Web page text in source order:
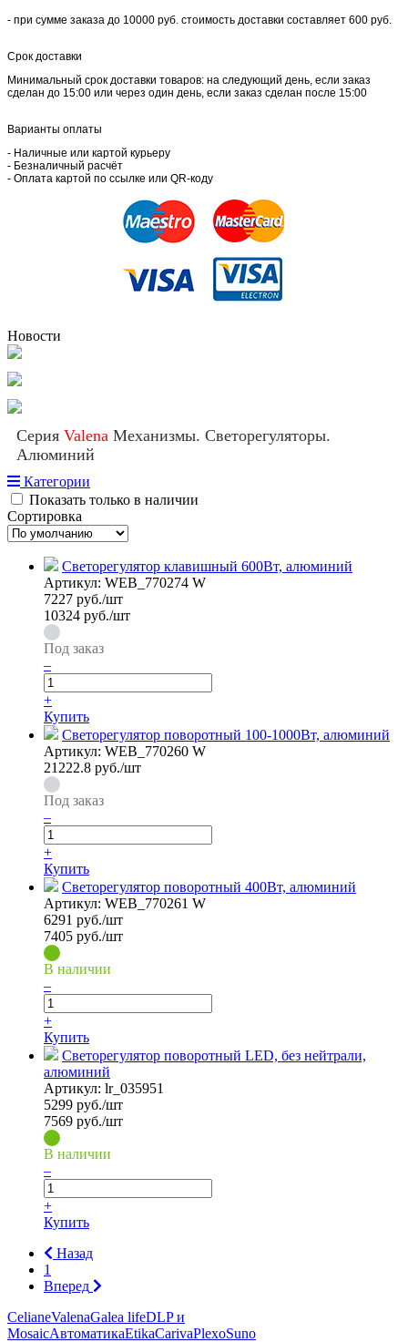
- при сумме заказа до 10000 руб. стоимость доставки составляет 600 руб.
Срок доставки
Минимальный срок доставки товаров: на следующий день, если заказ
сделан до 15:00 или через один день, если заказ сделан после 15:00
Варианты оплаты
- Наличные или картой курьеру
- Безналичный расчёт
- Оплата картой по ссылке или QR-коду
Новости
Серия Valena Механизмы. Светорегуляторы.
Алюминий
Категории
Показать только в наличии
Сортировка
Светорегулятор клавишный 600Вт, алюминий
Артикул: WEB_770274 W
7227 руб./шт
10324 руб./шт
Под заказ
–
+
Купить
Светорегулятор поворотный 100-1000Вт, алюминий
Артикул: WEB_770260 W
21222.8 руб./шт
Под заказ
–
+
Купить
Светорегулятор поворотный 400Вт, алюминий
Артикул: WEB_770261 W
6291 руб./шт
7405 руб./шт
В наличии
–
+
Купить
Светорегулятор поворотный LED, без нейтрали,
алюминий
Артикул: lr_035951
5299 руб./шт
7569 руб./шт
В наличии
–
+
Купить
Назад
1
Вперед
CelianeValenaGalea lifeDLP и
MosaicАвтоматикаEtikaCarivaPlexoSuno